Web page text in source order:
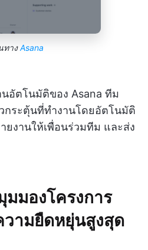
ทางAsana
อัตโนมัติของ Asana ทีม
กระตุ้นที่ทำงานโดยอัตโนมัติ
ยงานให้เพื่อนร่วมทีม และส่ง
มองโครงการ
ามยืดหยุ่นสูงสุด